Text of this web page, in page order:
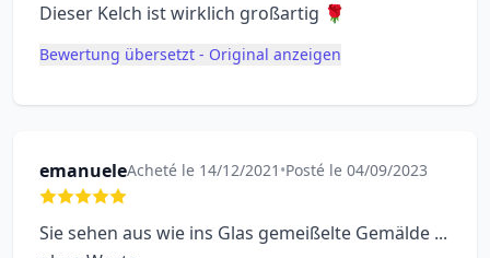
Dieser Kelch ist wirklich großartig 🌹
Bewertung übersetzt - Original anzeigen
emanueleAcheté le 14/12/2021 •Posté le 04/09/2023
Sie sehen aus wie ins Glas gemeißelte Gemälde ...